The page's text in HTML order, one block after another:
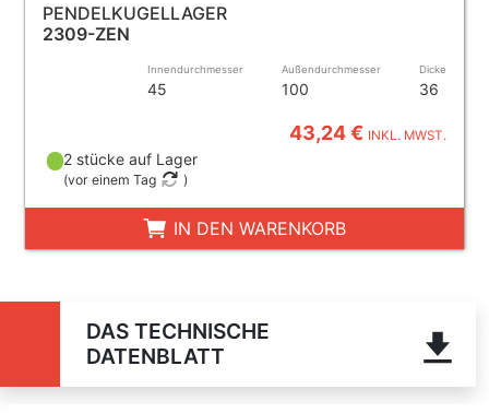
PENDELKUGELLAGER
2309-ZEN
Innendurchmesser
45
Außendurchmesser
100
Dicke
36
43,24 € INKL. MWST.
2 stücke auf Lager
(vor einem Tag )
IN DEN WARENKORB
DAS TECHNISCHE
DATENBLATT